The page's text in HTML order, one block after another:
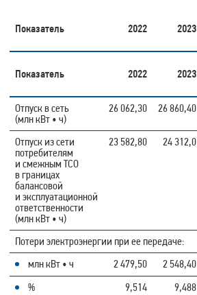
Показатель 2022 2023
Показатель 2022 2023
Отпуск в сеть
(млн кВт • ч)
26 062,30 26 860,40
Отпуск из сети
потребителям
и смежным ТСО
в границах
балансовой
и эксплуатационной
ответственности
(млн кВт • ч)
23 582,80 24 312,0
Потери электроэнергии при ее передаче:
млн кВт • ч
2 479,50 2 548,40
%
9,514 9,488